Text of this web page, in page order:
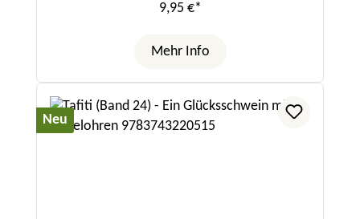
9,95 €*
Mehr Info
Neu